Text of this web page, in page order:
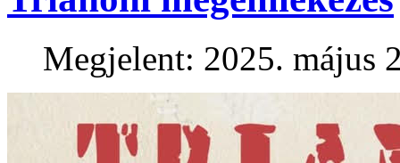
Megjelent: 2025. május